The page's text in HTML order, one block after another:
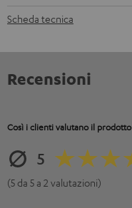
Scheda tecnica
Recensioni
Così i clienti valutano il prodotto
5
(5 da 5 a 2 valutazioni)